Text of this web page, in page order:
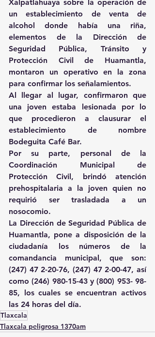
Xalpatlahuaya sobre la operación de
un establecimiento de venta de
alcohol donde había una riña,
elementos de la Dirección de
Seguridad Pública, Tránsito y
Protección Civil de Huamantla,
montaron un operativo en la zona
para confirmar los señalamientos.
Al llegar al lugar, confirmaron que
una joven estaba lesionada por lo
que procedieron a clausurar el
establecimiento de nombre
Bodeguita Café Bar.
Por su parte, personal de la
Coordinación Municipal de
Protección Civil, brindó atención
prehospitalaria a la joven quien no
requirió ser trasladada a un
nosocomio.
La Dirección de Seguridad Pública de
Huamantla, pone a disposición de la
ciudadanía los números de la
comandancia municipal, que son:
(247) 47 2-20-76, (247) 47 2-00-47, así
como (246) 980-15-43 y (800) 953- 98-
85, los cuales se encuentran activos
las 24 horas del día.
Tlaxcala
Tlaxcala peligrosa 1370am